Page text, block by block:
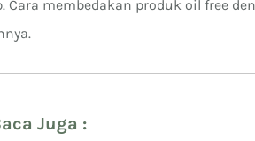
Cara membedakan produk oil free
Juga :